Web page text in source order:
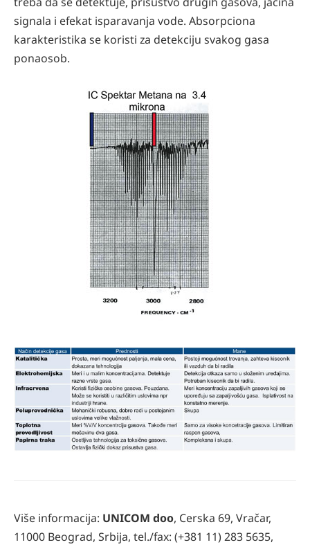
signala i efekat isparavanja vode. Absorpciona
karakteristika se koristi za detekciju svakog gasa
ponaosob.
Više informacija: UNICOM doo, Cerska 69, Vračar,
11000 Beograd, Srbija, tel./fax: (+381 11) 283 5635,